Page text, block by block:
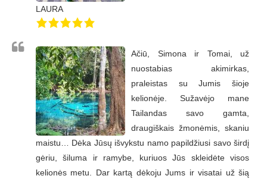
LAURA
Ačiū, Simona ir Tomai, už
nuostabias akimirkas,
praleistas su Jumis šioje
kelionėje. Sužavėjo mane
Tailandas savo gamta,
draugiškais žmonėmis, skaniu
maistu… Dėka Jūsų išvykstu namo papildžiusi savo širdį
gėriu, šiluma ir ramybe, kuriuos Jūs skleidėte visos
kelionės metu. Dar kartą dėkoju Jums ir visatai už šią